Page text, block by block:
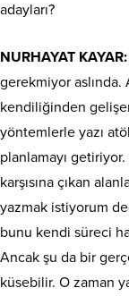
adayları?
NURHAYAT KAYAR:
gerekmiyor
kendiliğinden
yöntemlerle yazı
planlamayı
karşısına çıkan
yazmak istiyorum
bunu kendi süreci
Ancak şu da bir
küsebilir. O zaman